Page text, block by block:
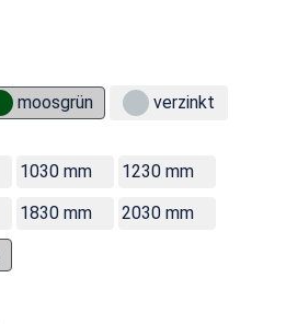
moosgrün
verzinkt
1030 mm
1230 mm
1830 mm
2030 mm